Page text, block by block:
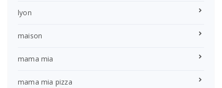
lyon
maison
mama mia
mama mia pizza